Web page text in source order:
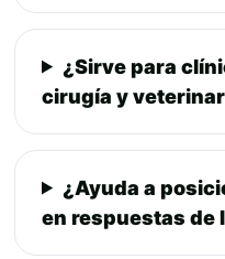
¿Sirve para
cirugía y
¿Ayuda a
en respuestas de